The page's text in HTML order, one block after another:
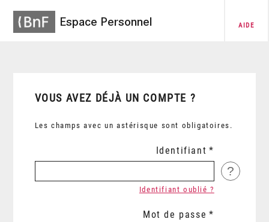
Espace Personnel AIDE
VOUS AVEZ DÉJÀ UN COMPTE ?
Les champs avec un astérisque sont obligatoires.
Identifiant
?
Identifiant oublié ?
Mot de passe